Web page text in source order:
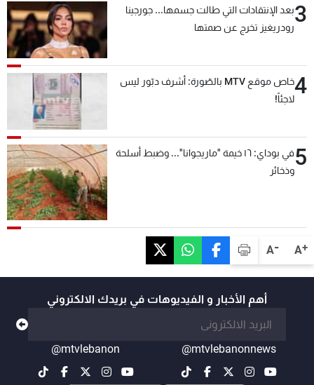
A+
A-
3بعد الإنتقادات التي طالت جسمها... جورجينا
رودريغيز تخرج عن صمتها
4
خاص موقع MTV بالصّورة: أشرف دبّور ليس
لاجئاً!
5
في بوداي: ١٦ خيمة "ماريجوانا"... وضبط أسلحة
وذخائر
أهم الأخبار و الفيديوهات في بريدك الالكتروني
@mtvlebanonnews
@mtvlebanon